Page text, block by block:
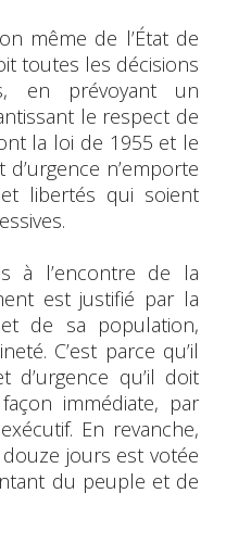
même de l’État de
toutes les décisions
en prévoyant un
le respect de
la loi de 1955 et le
n’emporte
libertés qui soient
à l’encontre de la
est justifié par la
de sa population,
C’est parce qu’il
qu’il doit
immédiate, par
En revanche,
jours est votée
du peuple et de